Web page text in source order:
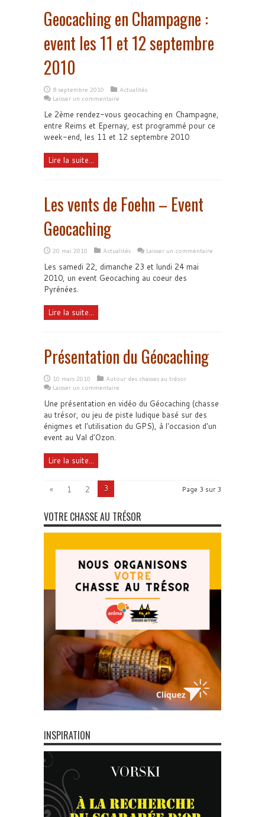
Geocaching en Champagne :
event les 11 et 12 septembre
2010
8 septembre 2010
Actualités
Laisser un commentaire
Le 2ème rendez-vous geocaching en Champagne,
entre Reims et Epernay, est programmé pour ce
week-end, les 11 et 12 septembre 2010
Lire la suite...
Les vents de Foehn – Event
Geocaching
20 mai 2010 Actualités Laisser un commentaire
Les samedi 22, dimanche 23 et lundi 24 mai
2010, un event Geocaching au coeur des
Pyrénées.
Lire la suite...
Présentation du Géocaching
10 mars 2010
Autour des chasses au trésor
Laisser un commentaire
Une présentation en vidéo du Géocaching (chasse
au trésor, ou jeu de piste ludique basé sur des
énigmes et l'utilisation du GPS), à l'occasion d'un
event au Val d'Ozon.
Lire la suite...
Page 3 sur 3
« 1 2 3
VOTRE CHASSE AU TRÉSOR
INSPIRATION